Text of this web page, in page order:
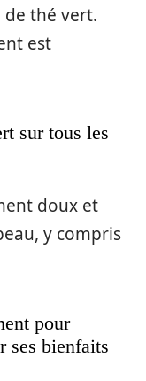
thé vert.
est
sur tous les
doux et
y compris
pour
ses bienfaits